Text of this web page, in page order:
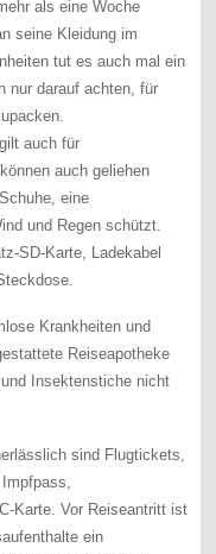
als eine Woche
seine Kleidung im
tut es auch mal ein
nur darauf achten, für
auch für
auch geliehen
eine
und Regen schützt.
SD-Karte, Ladekabel
Krankheiten und
Reiseapotheke
Insektenstiche nicht
sind Flugtickets,
Vor Reiseantritt ist
ein